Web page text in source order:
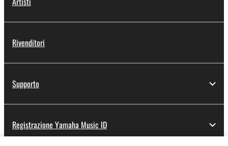
Rivenditori
Supporto
Registrazione Yamaha Music ID